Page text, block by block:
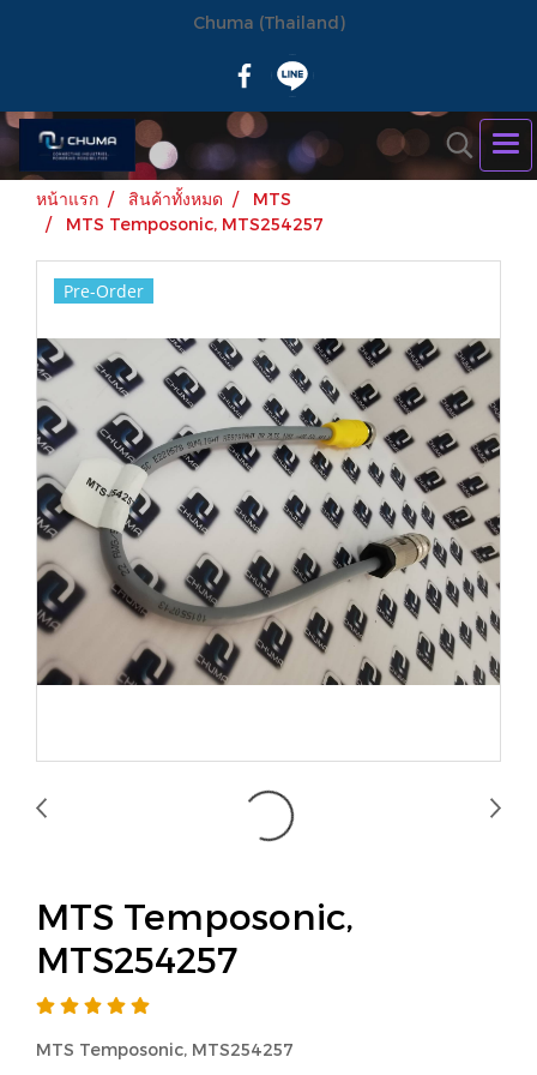
Chuma (Thailand)
หน้าแรก สินค้าทั้งหมด
MTS
MTS Temposonic, MTS254257
Pre-Order
MTS Temposonic,
MTS254257
MTS Temposonic, MTS254257